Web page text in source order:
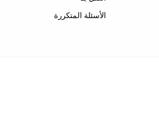
الأسئلة المتكررة